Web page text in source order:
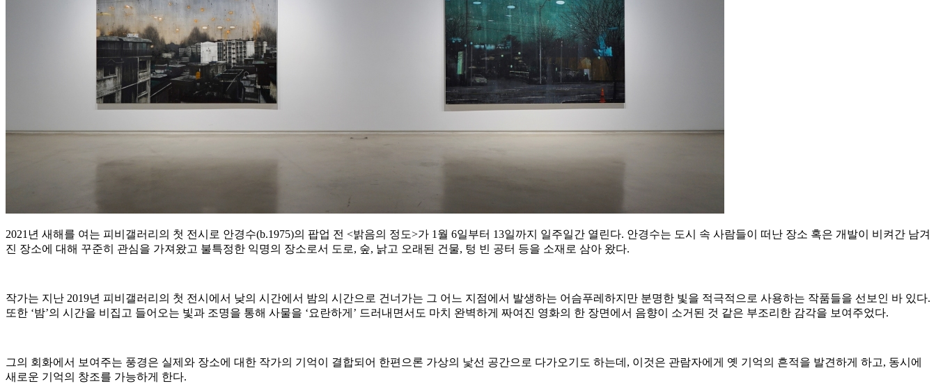
2021년 새해를 여는 피비갤러리의 첫 전시로 안경수(b.1975)의 팝업 전 <밝음의 정도>가 1월 6일부터 13일까지 일주일간 열린다. 안경수는 도시 속 사람들이 떠난 장소 혹은 개발이 비켜간 남겨
진 장소에 대해 꾸준히 관심을 가져왔고 불특정한 익명의 장소로서 도로, 숲, 낡고 오래된 건물, 텅 빈 공터 등을 소재로 삼아 왔다.
작가는 지난 2019년 피비갤러리의 첫 전시에서 낮의 시간에서 밤의 시간으로 건너가는 그 어느 지점에서 발생하는 어슴푸레하지만 분명한 빛을 적극적으로 사용하는 작품들을 선보인 바 있다.
또한 ‘밤’의 시간을 비집고 들어오는 빛과 조명을 통해 사물을 ‘요란하게’ 드러내면서도 마치 완벽하게 짜여진 영화의 한 장면에서 음향이 소거된 것 같은 부조리한 감각을 보여주었다.
그의 회화에서 보여주는 풍경은 실제와 장소에 대한 작가의 기억이 결합되어 한편으론 가상의 낯선 공간으로 다가오기도 하는데, 이것은 관람자에게 옛 기억의 흔적을 발견하게 하고, 동시에
새로운 기억의 창조를 가능하게 한다.